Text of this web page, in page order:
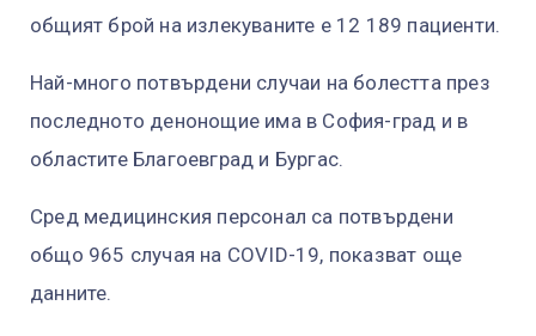
общият брой на излекуваните е 12 189 пациенти.
Най-много потвърдени случаи на болестта през
последното денонощие има в София-град и в
областите Благоевград и Бургас.
Сред медицинския персонал са потвърдени
общо 965 случая на COVID-19, показват още
данните.